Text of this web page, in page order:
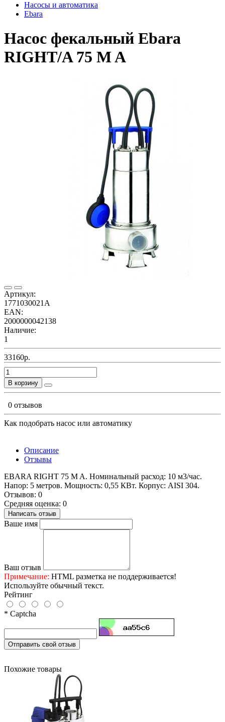
Насосы и автоматика
Ebara
Насос фекальный Ebara
RIGHT/A 75 M A
Артикул:
1771030021A
EAN:
2000000042138
Наличие:
1
33160р.
В корзину
0 отзывов
Как подобрать насос или автоматику
Описание
Отзывы
EBARA RIGHT 75 M A. Номинальный расход: 10 м3/час.
Напор: 5 метров. Мощность: 0,55 КВт. Корпус: AISI 304.
Отзывов: 0
Средняя оценка: 0
Написать отзыв
Ваше имя
Ваш отзыв
Примечание: HTML разметка не поддерживается!
Используйте обычный текст.
Рейтинг
* Captcha
Отправить свой отзыв
Похожие товары